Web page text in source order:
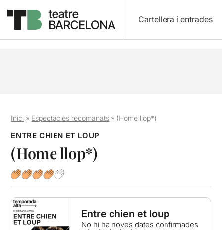
Cartellera i entrades
Inici » Espectacles recomanats » (Home llop*)
ENTRE CHIEN ET LOUP
(Home llop*)
Entre chien et loup
No hi ha noves dates confirmades